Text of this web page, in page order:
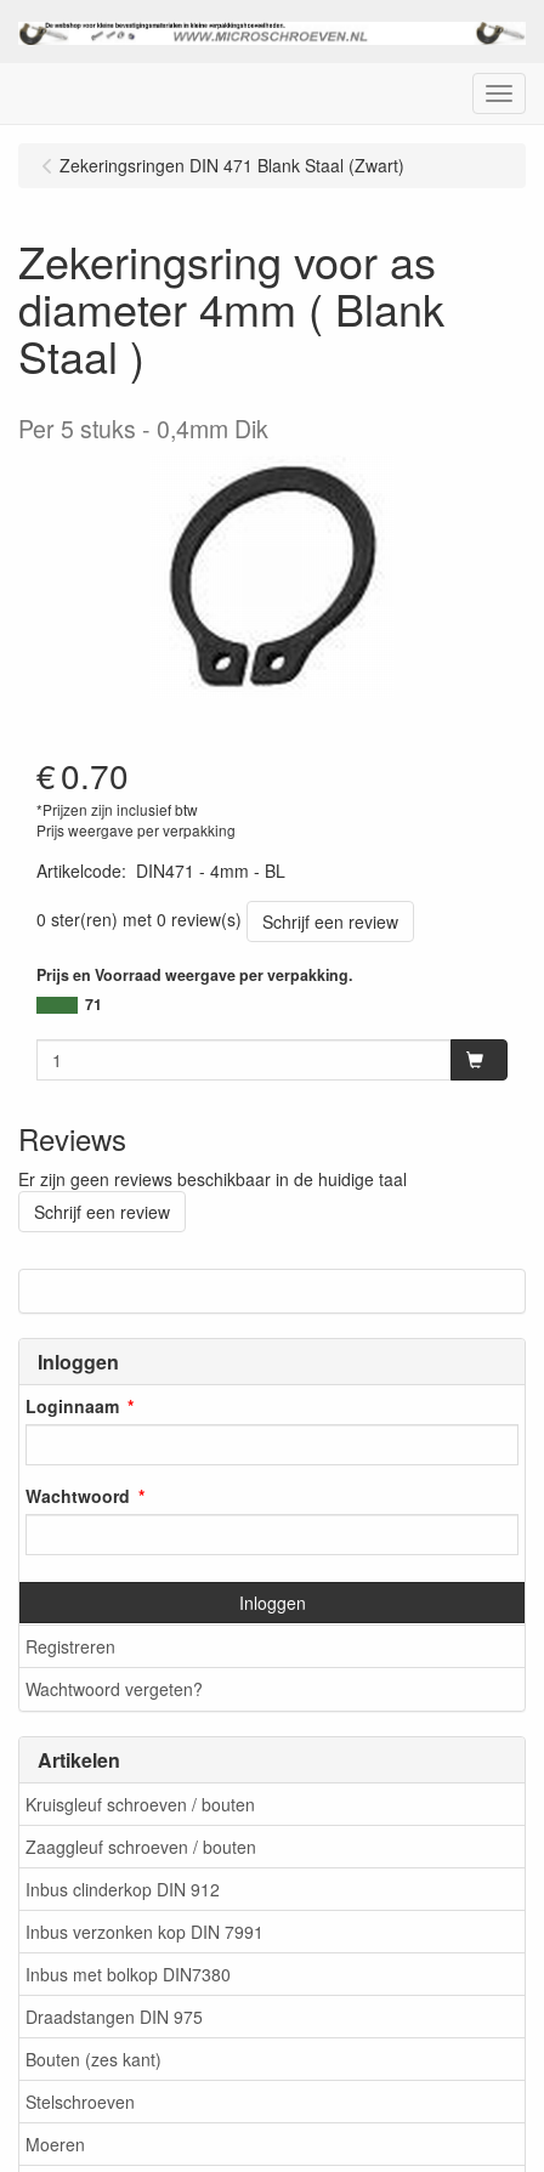
Menu
Inloggen
Loginnaam
Wachtwoord
Inloggen
Registreren
Wachtwoord vergeten?
Artikelen
Kruisgleuf schroeven / bouten
Zaaggleuf schroeven / bouten
Inbus clinderkop DIN 912
Inbus verzonken kop DIN 7991
Inbus met bolkop DIN7380
Draadstangen DIN 975
Bouten (zes kant)
Stelschroeven
Moeren
Zekeringsringen DIN 471 Blank Staal (Zwart)
Zekeringsring voor as
diameter 4mm ( Blank
Staal )
Per 5 stuks 0,4mm Dik
€0.70
*Prijzen zijn inclusief btw
Prijs weergave per verpakking
Artikelcode: DIN471 - 4mm - BL
0 ster(ren) met 0 review(s)
Schrijf een review
Prijs en Voorraad weergave per verpakking.
71
Reviews
Er zijn geen reviews beschikbaar in de huidige taal
Schrijf een review